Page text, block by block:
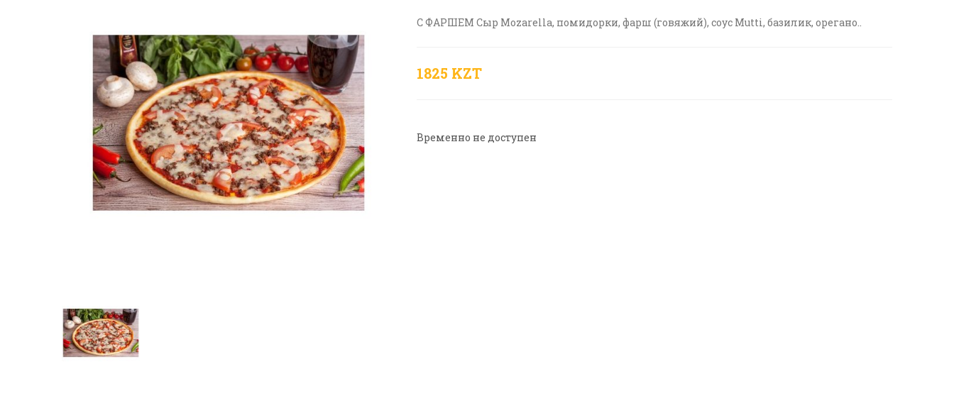
С ФАРШЕМ Сыр Mоzarella, помидорки, фарш (говяжий), соус Mutti, базилик, орегано..
1825 KZT
Временно не доступен